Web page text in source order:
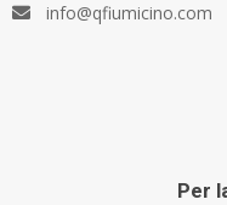
info@qfiumicino.com
Per